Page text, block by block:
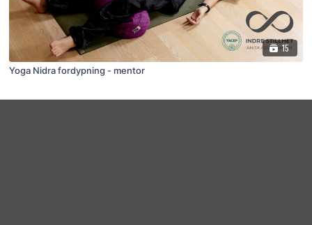
15
Yoga Nidra fordypning - mentor